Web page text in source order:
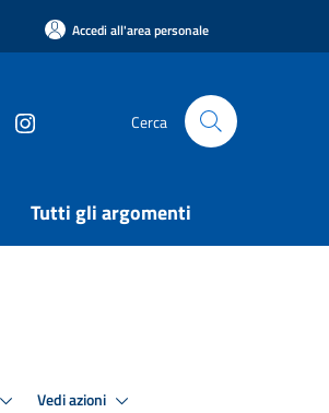
Accedi all'area personale
Cerca
Tutti gli argomenti
Vedi azioni